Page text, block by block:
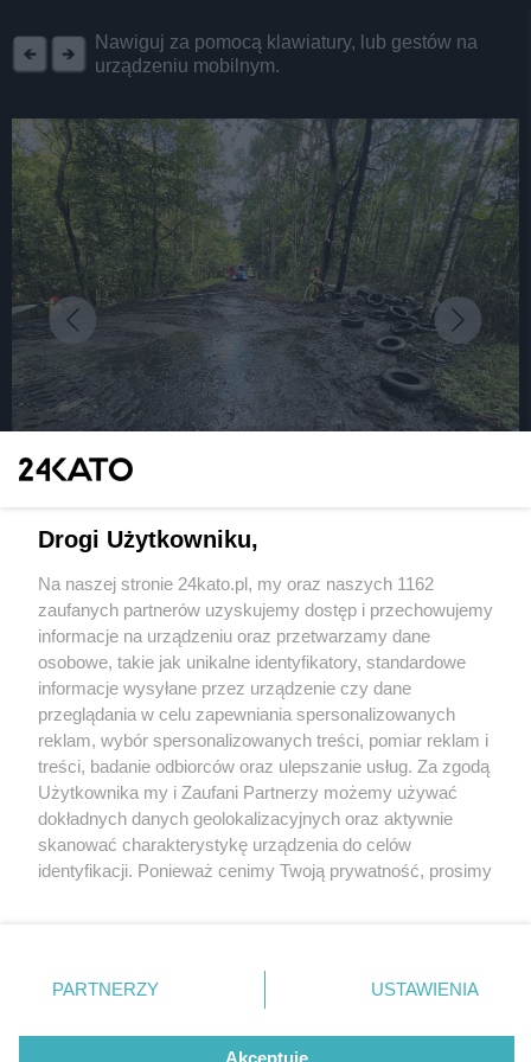
Nawiguj za pomocą klawiatury, lub gestów na
urządzeniu mobilnym.
Kolejny pożar w Katowicach. Tym razem płonie
2 / 3
Pozar skldowisko opon
slaska ligota katowice1
Wydawca mediów lokalnych
Nie zapomnij
zapoznać się z:
polityką prywatności regulamin korzystania z portali
Twojemiasto
Piekary Śląskie
Chorzów
Tarnowskie Góry
Gliwice
Skontakuj sięz nami
Kontakt
Wydawca
Redakcja
Drogi Użytkowniku,
Na naszej stronie 24kato.pl, my oraz naszych 1162
zaufanych partnerów uzyskujemy dostęp i przechowujemy
informacje na urządzeniu oraz przetwarzamy dane
osobowe, takie jak unikalne identyfikatory, standardowe
informacje wysyłane przez urządzenie czy dane
przeglądania w celu zapewniania spersonalizowanych
reklam, wybór spersonalizowanych treści, pomiar reklam i
treści, badanie odbiorców oraz ulepszanie usług. Za zgodą
Użytkownika my i Zaufani Partnerzy możemy używać
dokładnych danych geolokalizacyjnych oraz aktywnie
skanować charakterystykę urządzenia do celów
identyfikacji. Ponieważ cenimy Twoją prywatność, prosimy
prywatności znajdujący się w lewym dolnym rogu strony
. Niektóre rodzaje przetwarzania danych nie wymagają
zgody użytkownika, ale masz prawo sprzeciwić się
takiemu przetwarzaniu. Preferencje będą miały
PARTNERZY USTAWIENIA
Akceptuję